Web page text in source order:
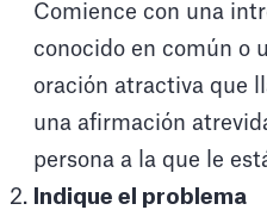
Comience con una
conocido en común o
oración atractiva que
una afirmación
persona a la que le
Indique el problema